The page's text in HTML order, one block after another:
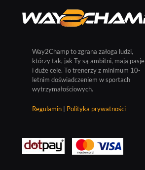
Way2Champ to zgrana załoga ludzi,
którzy tak, jak Ty są ambitni, mają pasje
i duże cele. To trenerzy z minimum 10-
letnim doświadczeniem w sportach
wytrzymałościowych.
Regulamin Polityka prywatności